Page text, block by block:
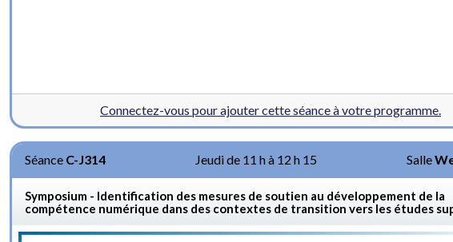
Connectez-vous pour ajouter cette séance à votre programme.
Séance C-J314 Jeudi de 11 h à 12 h 15 Salle
Symposium - Identification des mesures de soutien au développement de la
compétence numérique dans des contextes de transition vers les études